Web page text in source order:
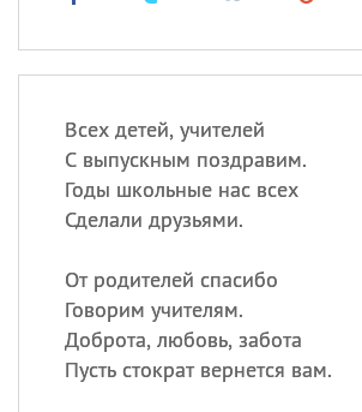
Всех детей, учителей
С выпускным поздравим.
Годы школьные нас всех
Сделали друзьями.
От родителей спасибо
Говорим учителям.
Доброта, любовь, забота
Пусть стократ вернется вам.